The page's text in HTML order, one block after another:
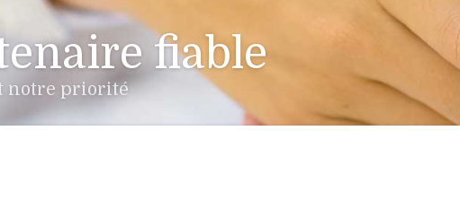
fiable
notre priorité